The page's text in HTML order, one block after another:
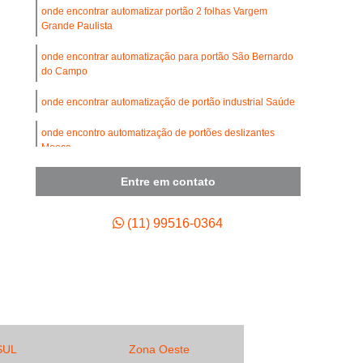
Conserto de Portão de Ferro
Portão de Garagem
de Motor para Portão Automático
Empresa de Manutenção de Portão Automático
de Portão Automático Industrial
de Portão Basculante
de Portão de Aço de Enrolar
de Portão de Alumínio
de Portão de Enrolar
onde encontrar automatizar portão 2 folhas Vargem
Grande Paulista
onde encontrar automatização para portão São Bernardo
do Campo
onde encontrar automatização de portão industrial Saúde
onde encontro automatização de portões deslizantes
Mooca
automatização de portão industrial Vila Andrade
Entre em contato
(11) 99516-0364
Zona Oeste